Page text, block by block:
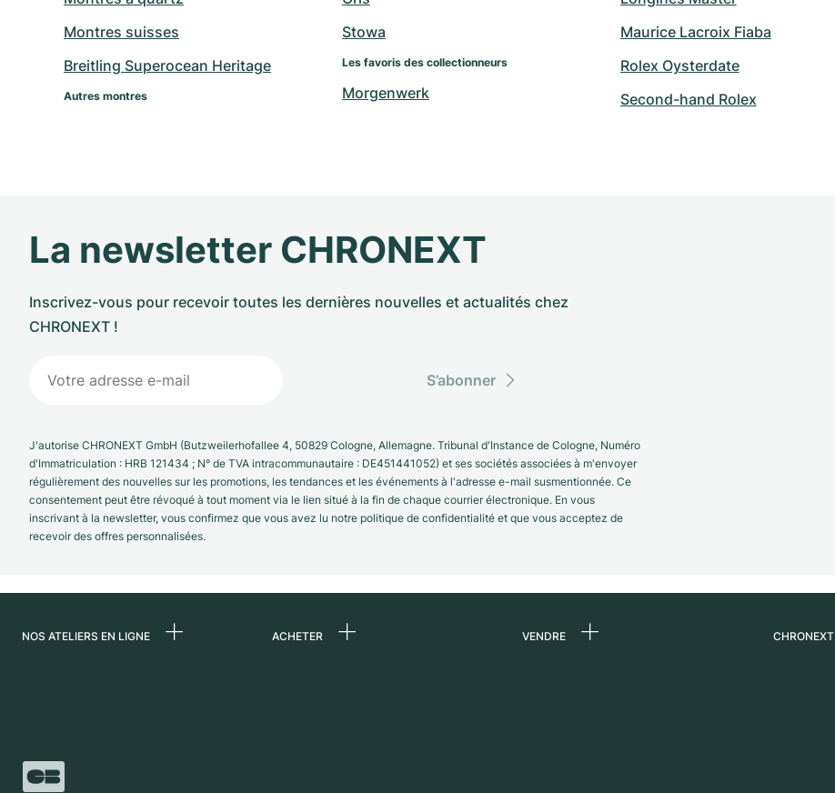
Montres suisses
Breitling Superocean Heritage
Autres montres
Stowa
Les favoris des collectionneurs
Morgenwerk
Maurice Lacroix Fiaba
Rolex Oysterdate
Second-hand Rolex
La newsletter CHRONEXT
Inscrivez-vous pour recevoir toutes les dernières nouvelles et actualités chez
CHRONEXT !
S’abonner
J'autorise CHRONEXT GmbH (Butzweilerhofallee 4, 50829 Cologne, Allemagne. Tribunal d'Instance de Cologne, Numéro
d'Immatriculation : HRB 121434 ; N° de TVA intracommunautaire : DE451441052) et ses sociétés associées à m'envoyer
régulièrement des nouvelles sur les promotions, les tendances et les événements à l'adresse e-mail susmentionnée. Ce
consentement peut être révoqué à tout moment via le lien situé à la fin de chaque courrier électronique. En vous
inscrivant à la newsletter, vous confirmez que vous avez lu notre politique de confidentialité et que vous acceptez de
recevoir des offres personnalisées.
NOS ATELIERS EN LIGNE
Suisse
ACHETER VENDRE CHRONEXT